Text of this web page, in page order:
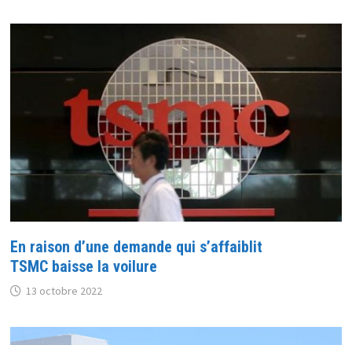
En raison d’une demande qui s’affaiblit
TSMC baisse la voilure
13 octobre 2022